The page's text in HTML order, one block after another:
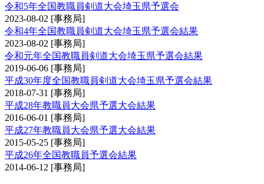
令和5年全国教職員剣道大会埼玉県予選会
2023-08-02 [事務局]
令和4年全国教職員剣道大会埼玉県予選会結果
2023-08-02 [事務局]
令和元年全国教職員剣道大会埼玉県予選会結果
2019-06-06 [事務局]
平成30年度全国教職員剣道大会埼玉県予選会結果
2018-07-31 [事務局]
平成28年教職員大会県予選大会結果
2016-06-01 [事務局]
平成27年教職員大会県予選大会結果
2015-05-25 [事務局]
平成26年全国教職員予選会結果
2014-06-12 [事務局]